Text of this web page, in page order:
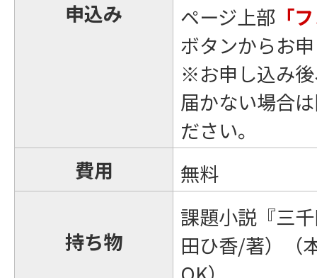
申込み
ページ上部 「
ボタンからお
※お申し込み
届かない場合
ださい。
費用
無料
持ち物
課題小説『三
田ひ香/著）（